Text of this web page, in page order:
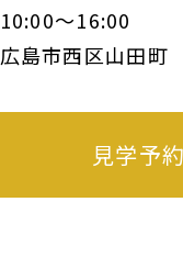
10:00〜16:00
広島市西区山田町
見学予約